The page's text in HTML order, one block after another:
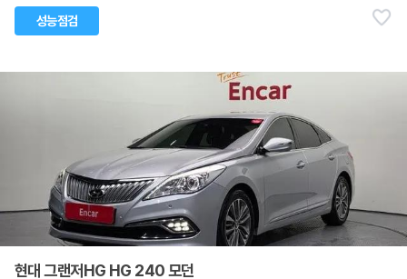
성능점검
현대 그랜저HG HG 240 모던